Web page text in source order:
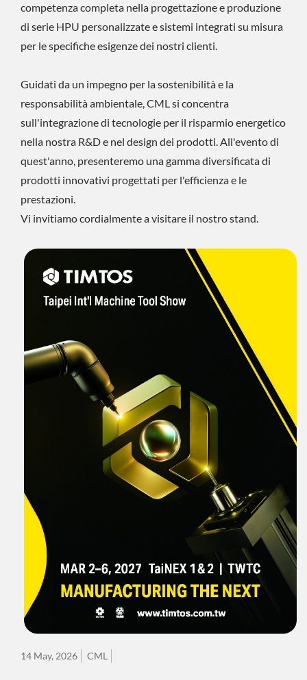
competenza completa nella progettazione e produzione
di serie HPU personalizzate e sistemi integrati su misura
per le specifiche esigenze dei nostri clienti.
Guidati da un impegno per la sostenibilità e la
responsabilità ambientale, CML si concentra
sull'integrazione di tecnologie per il risparmio energetico
nella nostra R&D e nel design dei prodotti. All'evento di
quest'anno, presenteremo una gamma diversificata di
prodotti innovativi progettati per l'efficienza e le
prestazioni.
Vi invitiamo cordialmente a visitare il nostro stand.
14 May, 2026 CML